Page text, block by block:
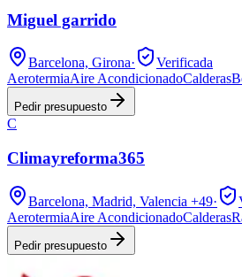
Miguel garrido
Barcelona, Girona·
Verificada
AerotermiaAire AcondicionadoCalderas
Pedir presupuesto
C
Climayreforma365
Barcelona, Madrid, Valencia +49·
AerotermiaAire AcondicionadoCalderas
Pedir presupuesto